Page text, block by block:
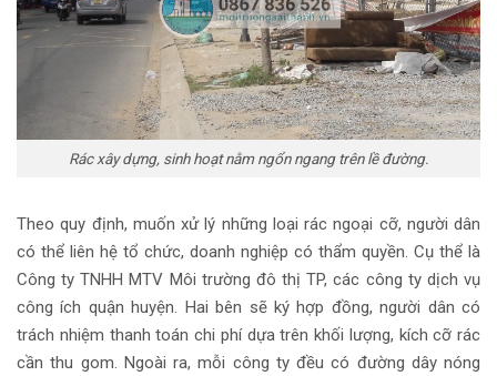
Rác xây dựng, sinh hoạt nằm ngổn ngang trên lề đường.
Theo quy định, muốn xử lý những loại rác ngoại cỡ, người dân
có thể liên hệ tổ chức, doanh nghiệp có thẩm quyền. Cụ thể là
Công ty TNHH MTV Môi trường đô thị TP, các công ty dịch vụ
công ích quận huyện. Hai bên sẽ ký hợp đồng, người dân có
trách nhiệm thanh toán chi phí dựa trên khối lượng, kích cỡ rác
cần thu gom. Ngoài ra, mỗi công ty đều có đường dây nóng